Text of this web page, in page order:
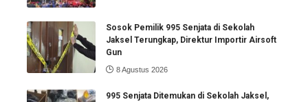
Sosok Pemilik 995 Senjata di Sekolah
Jaksel Terungkap, Direktur Importir Airsoft
Gun
8 Agustus 2026
995 Senjata Ditemukan di Sekolah Jaksel,